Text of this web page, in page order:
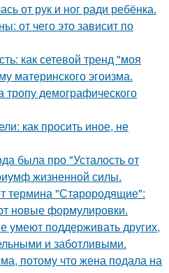
от рук и ног ради ребёнка.
от чего это зависит по
как сетевой тренд "моя
материнского эгоизма.
тропу демографического
как просить иное, не
была про "Усталость от
жизненной силы.
термина "Старородящие":
новые формулировки.
умеют поддерживать других,
и заботливыми.
потому что жена подала на